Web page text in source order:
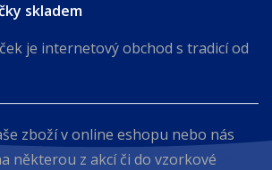
skladem
je internetový obchod s tradicí od
zboží v online eshopu nebo nás
některou z akcí či do vzorkové